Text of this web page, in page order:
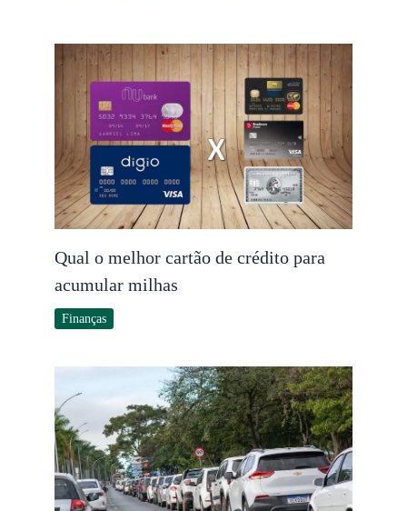
Qual o melhor cartão de crédito para
acumular milhas
Finanças